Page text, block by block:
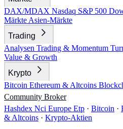
DAX/MDAX Nasdaq S&P 500
Märkte Asien-Märkte
Trading
Analysen Trading & Momentum
Value & Growth
Krypto
Bitcoin Ethereum & Altcoins
Community Broker
Hashdex Nci Europe Etp · Bitcoin ·
& Altcoins · Krypto-Aktien